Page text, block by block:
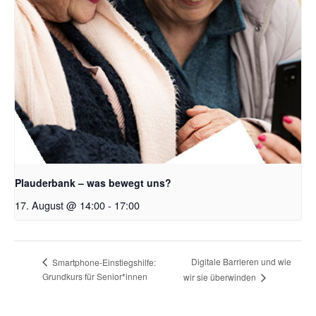
Plauderbank – was bewegt uns?
17. August @ 14:00- 17:00
Smartphone-Einstiegshilfe:
Grundkurs für Senior*innen
Digitale Barrieren und wie
wir sie überwinden